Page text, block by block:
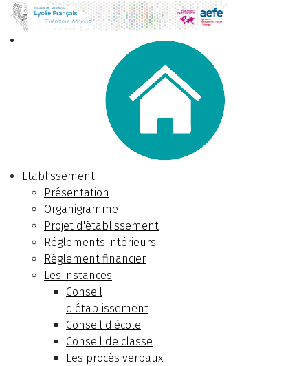
Etablissement
Présentation
Organigramme
Projet d'établissement
Réglements intérieurs
Réglement financier
Les instances
Conseil
d'établissement
Conseil d'école
Conseil de classe
Les procès verbaux